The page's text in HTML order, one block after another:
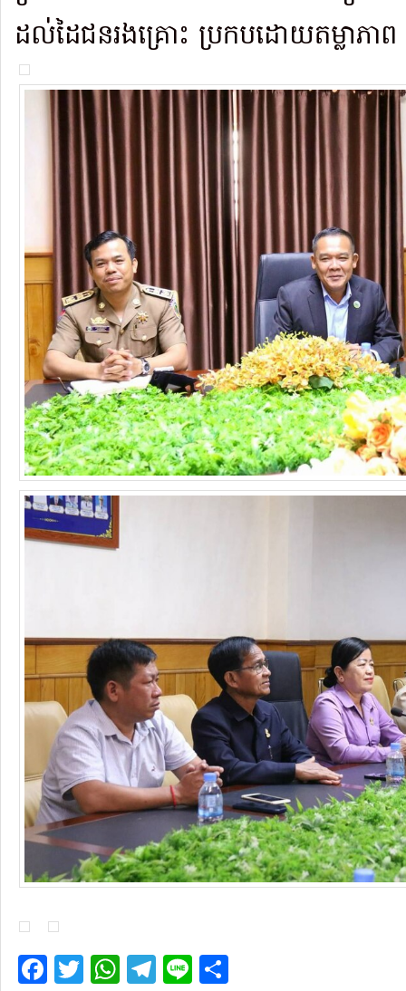
ដល់ដៃជនរងគ្រោះ ប្រកបដោយតម្លាភ
Facebook
Twitter
WhatsApp
Telegram
Line